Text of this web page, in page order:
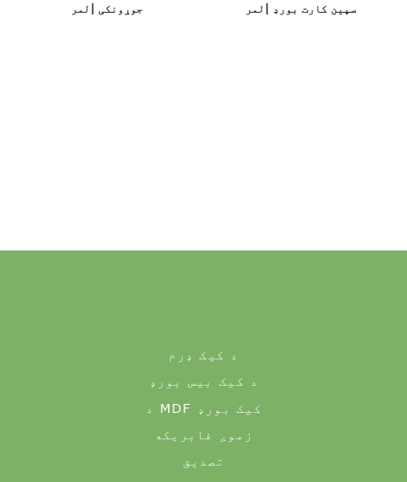
جوړونکی |لمر
سپین کارت بورډ |لمر
د کیک ډرم
د کیک بیس بورډ
د MDF کیک بورډ
زموږ فابریکه
تصدیق